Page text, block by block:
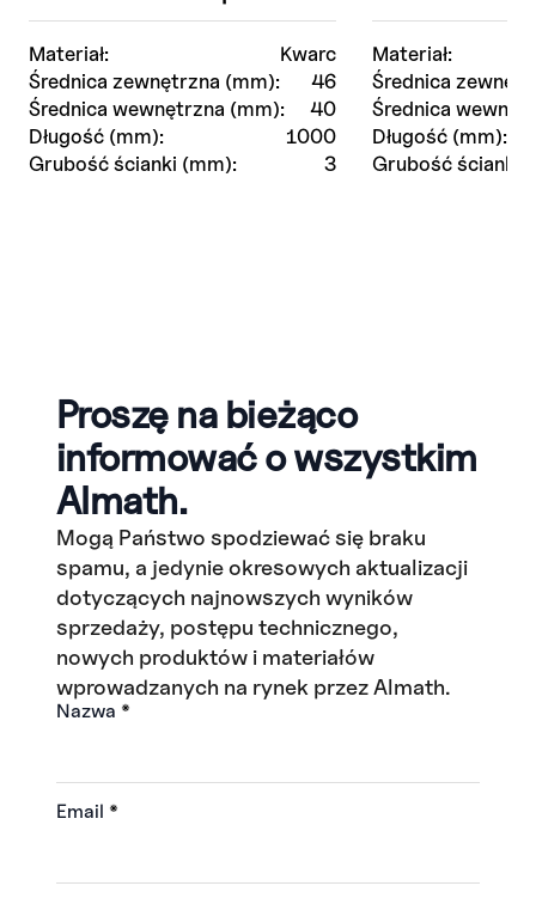
Materiał:
Kwarc
Średnica zewnętrzna (mm):
46
Średnica wewnętrzna (mm):
40
Długość (mm):
1000
Grubość ścianki (mm):
3
Materiał:
Średnica
Średnica
Długość (mm):
Grubość ścianki
Proszę na bieżąco
informować o wszystkim
Almath.
Mogą Państwo spodziewać się braku
spamu, a jedynie okresowych aktualizacji
dotyczących najnowszych wyników
sprzedaży, postępu technicznego,
nowych produktów i materiałów
wprowadzanych na rynek przez Almath.
Nazwa *
Email *